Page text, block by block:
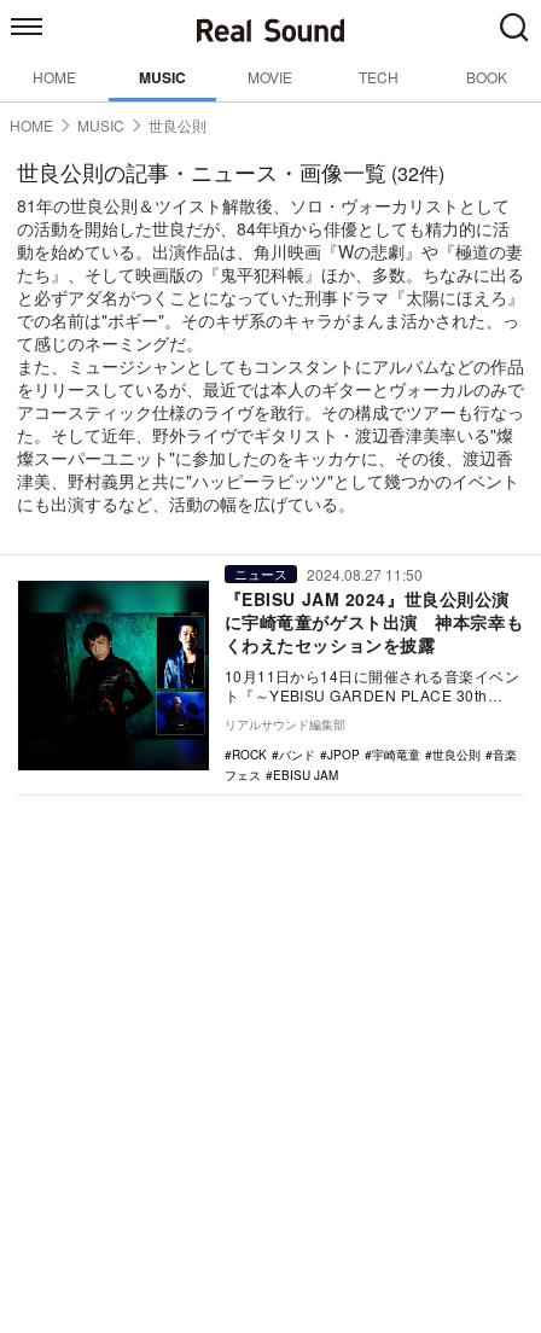
HOME MUSIC MOVIE TECH BOOK
HOME MUSIC 世良公則
世良公則の記事・ニュース・画像一覧 (32件)
81年の世良公則＆ツイスト解散後、ソロ・ヴォーカリストとして
の活動を開始した世良だが、84年頃から俳優としても精力的に活
動を始めている。出演作品は、角川映画『Wの悲劇』や『極道の妻
たち』、そして映画版の『鬼平犯科帳』ほか、多数。ちなみに出る
と必ずアダ名がつくことになっていた刑事ドラマ『太陽にほえろ』
での名前は"ボギー"。そのキザ系のキャラがまんま活かされた、っ
て感じのネーミングだ。
また、ミュージシャンとしてもコンスタントにアルバムなどの作品
をリリースしているが、最近では本人のギターとヴォーカルのみで
アコースティック仕様のライヴを敢行。その構成でツアーも行なっ
た。そして近年、野外ライヴでギタリスト・渡辺香津美率いる"燦
燦スーパーユニット"に参加したのをキッカケに、その後、渡辺香
津美、野村義男と共に"ハッピーラビッツ"として幾つかのイベント
にも出演するなど、活動の幅を広げている。
ニュース 2024.08.27 11:50
『EBISU JAM 2024』世良公則公演
に宇崎竜童がゲスト出演 神本宗幸も
くわえたセッションを披露
10月11日から14日に開催される音楽イベン
ト『～YEBISU GARDEN PLACE 30th
ANNIVERSARY WE…
リアルサウンド編集部
ROCK
バンド JPOP 宇崎竜童 世良公則
音楽
フェス
EBISU JAM